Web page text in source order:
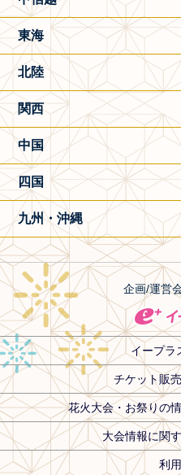
東海
北陸
関西
中国
四国
九州・沖縄
企画/運営
イープラ
チケット販
花火大会・お祭りの
大会情報に関
利